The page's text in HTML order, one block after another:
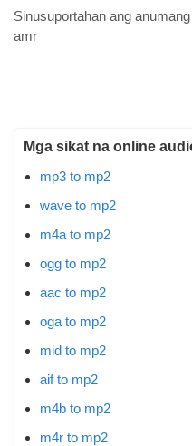
Sinusuportahan ang
amr
Mga sikat na online
mp3 to mp2
wave to mp2
m4a to mp2
ogg to mp2
aac to mp2
oga to mp2
mid to mp2
aif to mp2
m4b to mp2
m4r to mp2